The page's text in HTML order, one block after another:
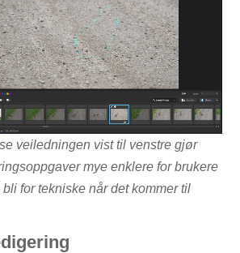
veiledningen vist til venstre gjør
mye enklere for brukere
for tekniske når det kommer til